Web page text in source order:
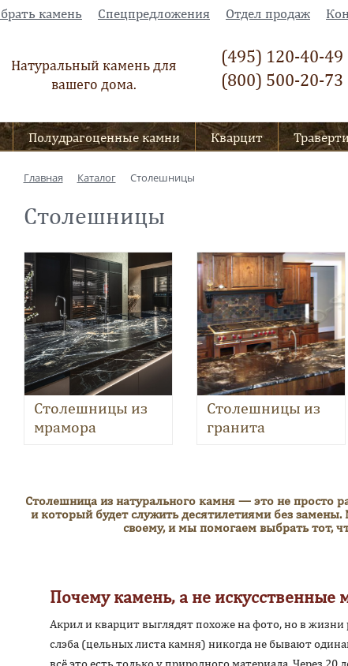
камень Спецпредложения Отдел продаж
Натуральный камень для
вашего дома.
(495) 120-40-49
(800) 500-20-73
Полудрагоценные камни Кварцит
Главная Каталог Столешницы
Столешницы
Столешницы из
мрамора
Столешницы из
гранита
Столешница из натурального камня — это не просто
и который будет служить десятилетиями без
своему, и мы помогаем выбрать тот,
Почему камень, а не искусственные
Акрил и кварцит выглядят похоже на фото, но в
слэба (цельных листа камня) никогда не бывают
всё это есть только у природного материала. Через